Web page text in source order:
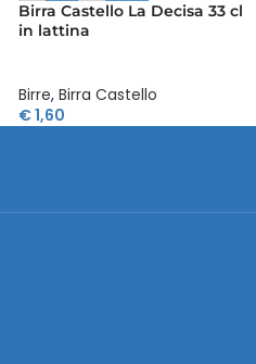
Birra Castello La Decisa 33 cl
in lattina
Birre, Birra Castello
€1,60